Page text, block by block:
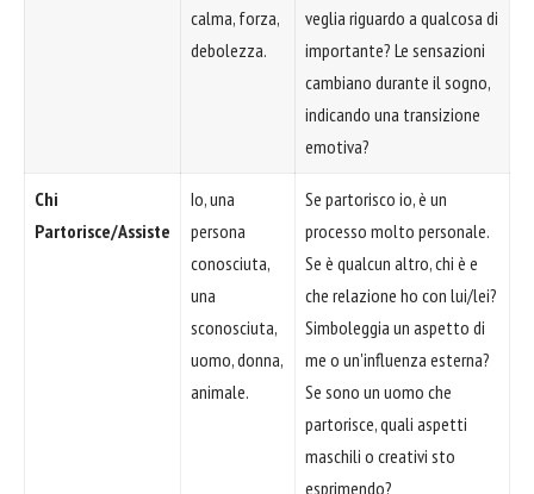
calma, forza,
debolezza.
veglia riguardo a qualcosa di
importante? Le sensazioni
cambiano durante il sogno,
indicando una transizione
emotiva?
Chi
Partorisce/Assiste
Io, una
persona
conosciuta,
una
sconosciuta,
uomo, donna,
animale.
Se partorisco io, è un
processo molto personale.
Se è qualcun altro, chi è e
che relazione ho con lui/lei?
Simboleggia un aspetto di
me o un'influenza esterna?
Se sono un uomo che
partorisce, quali aspetti
maschili o creativi sto
esprimendo?